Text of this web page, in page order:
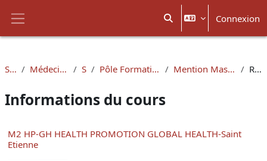
Activer/désactiver la
Connexion
Santé Médecine - Lyon-Est SEIS Pôle Formation à la Recherche Mention Master Santé Publique Résumé
Informations du cours
M2 HP-GH HEALTH PROMOTION GLOBAL HEALTH-Saint
Etienne